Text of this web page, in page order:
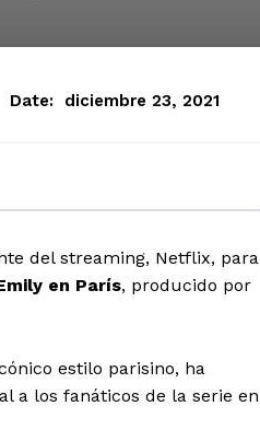
Date: diciembre 23, 2021
del streaming, Netflix, para
en París, producido por
estilo parisino, ha
a los fanáticos de la serie en